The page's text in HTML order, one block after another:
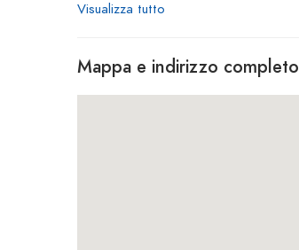
Visualizza tutto
Mappa e indirizzo completo